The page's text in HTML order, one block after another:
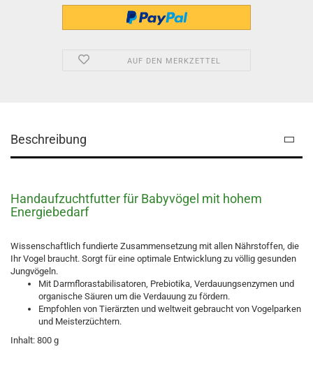
AUF DEN MERKZETTEL
Beschreibung
Handaufzuchtfutter für Babyvögel mit hohem
Energiebedarf
Wissenschaftlich fundierte Zusammensetzung mit allen Nährstoffen, die
Ihr Vogel braucht. Sorgt für eine optimale Entwicklung zu völlig gesunden
Jungvögeln.
Mit Darmflorastabilisatoren, Prebiotika, Verdauungsenzymen und
organische Säuren um die Verdauung zu fördern.
Empfohlen von Tierärzten und weltweit gebraucht von Vogelparken
und Meisterzüchtern.
Inhalt: 800 g